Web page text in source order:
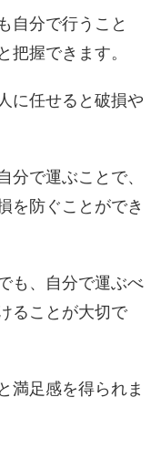
自分で行うこと
把握できます。
に任せると破損や
分で運ぶことで、
を防ぐことができ
も、自分で運ぶべ
ることが大切で
満足感を得られま